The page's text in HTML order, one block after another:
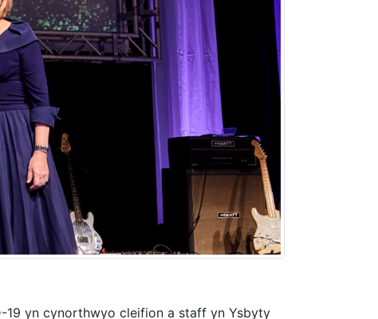
19 yn cynorthwyo cleifion a staff yn Ysbyty